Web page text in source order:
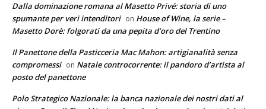
Dalla dominazione romana al Masetto Privé: storia di uno
spumante per veri intenditori on House of Wine, la serie –
Masetto Dorè: folgorati da una pepita d’oro del Trentino
Il Panettone della Pasticceria Mac Mahon: artigianalità senza
compromessi on Natale controcorrente: il pandoro d’artista al
posto del panettone
Polo Strategico Nazionale: la banca nazionale dei nostri dati al